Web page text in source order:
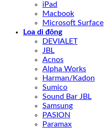
iPad
Macbook
Microsoft Surface
Loa di động
DEVIALET
JBL
Acnos
Alpha Works
Harman/Kadon
Sumico
Sound Bar JBL
Samsung
PASION
Paramax